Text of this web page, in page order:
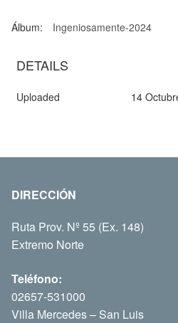
Álbum: Ingeniosamente-2024
DETAILS
Uploaded 14
DIRECCIÓN
Ruta Prov. Nº 55 (Ex. 148)
Extremo Norte
Teléfono:
02657-531000
Villa Mercedes – San Luis